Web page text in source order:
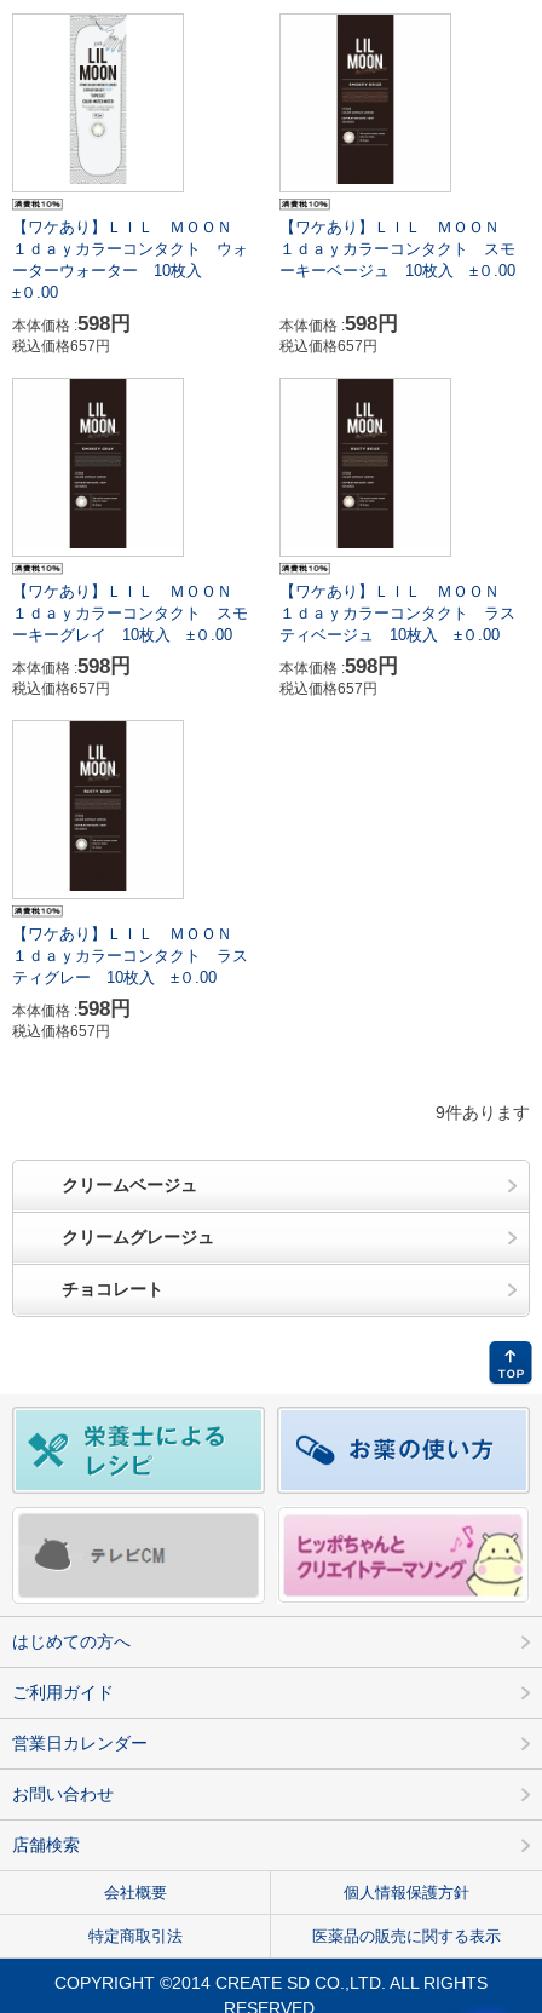
【ワケあり】ＬＩＬ ＭＯＯＮ
１ｄａｙカラーコンタクト ウォ
ーターウォーター 10枚入
±０.00
本体価格 :598円
税込価格657円
【ワケあり】ＬＩＬ ＭＯＯＮ
１ｄａｙカラーコンタクト スモ
ーキーベージュ 10枚入 ±０.00
本体価格 :598円
税込価格657円
【ワケあり】ＬＩＬ ＭＯＯＮ
１ｄａｙカラーコンタクト スモ
ーキーグレイ 10枚入 ±０.00
本体価格 :598円
税込価格657円
【ワケあり】ＬＩＬ ＭＯＯＮ
１ｄａｙカラーコンタクト ラス
ティベージュ 10枚入 ±０.00
本体価格 :598円
税込価格657円
【ワケあり】ＬＩＬ ＭＯＯＮ
１ｄａｙカラーコンタクト ラス
ティグレー 10枚入 ±０.00
本体価格 :598円
税込価格657円
9件あります
クリームベージュ
クリームグレージュ
チョコレート
はじめての方へ
ご利用ガイド
営業日カレンダー
お問い合わせ
店舗検索
会社概要 個人情報保護方針
特定商取引法 医薬品の販売に関する表示
COPYRIGHT ©2014 CREATE SD CO.,LTD. ALL RIGHTS
RESERVED.